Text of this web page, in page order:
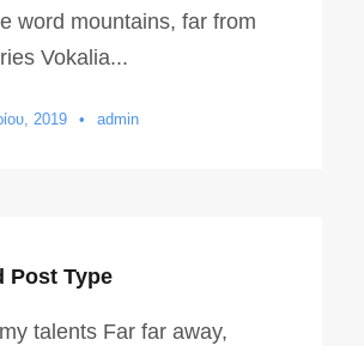
word mountains, far from
Vokalia...
2019 • admin
Post Type
talents Far far away,